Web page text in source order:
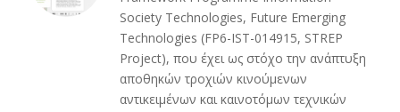
Society Technologies, Future Emerging
Technologies (FP6-IST-014915, STREP
Project), που έχει ως στόχο την ανάπτυξη
αποθηκών τροχιών κινούμενων
αντικειμένων και καινοτόμων τεχνικών